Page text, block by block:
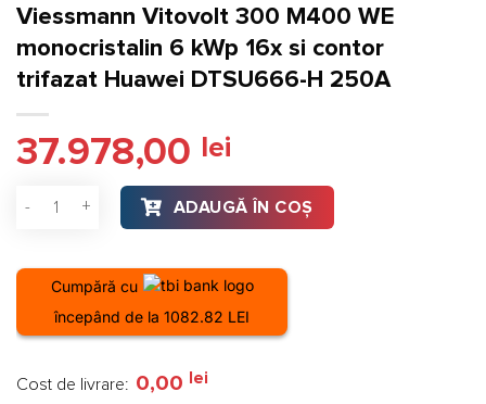
Viessmann Vitovolt 300 M400 WE
monocristalin 6 kWp 16x si contor
trifazat Huawei DTSU666-H 250A
37.978,00 lei
Cantitate Pachet panou solar fotovoltaic Viessmann
ADAUGĂ ÎN COȘ
Cumpără cu
începând de la 1082.82 LEI
Cost de livrare: 0,00 lei